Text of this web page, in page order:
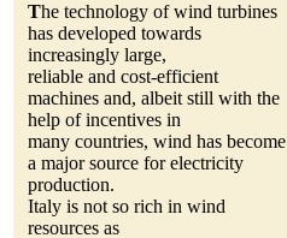
The technology of wind turbines
has developed towards
increasingly large,
reliable and cost-efficient
machines and, albeit still with the
help of incentives in
many countries, wind has become
a major source for electricity
production.
Italy is not so rich in wind
resources as